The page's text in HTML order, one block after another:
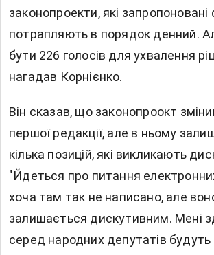
законопроекти, які
потрапляють в порядок денний.
бути 226 голосів для ухвалення
нагадав Корнієнко.
Він сказав, що законопроокт
першої редакції, але в ньому
кілька позицій, які викликають
"Йдеться про питання
хоча там так не написано, але
залишається дискутивним. Мені
серед народних депутатів будуть